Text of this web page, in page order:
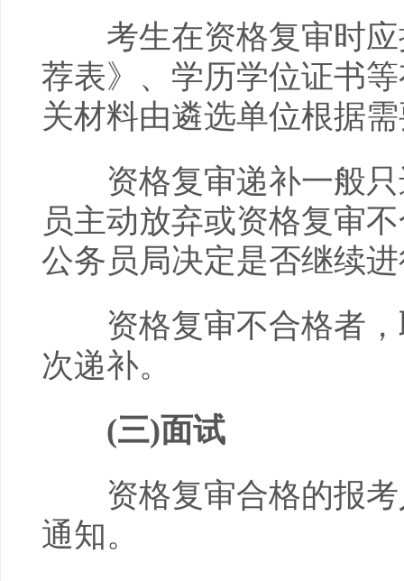
考生在资格复审时应
荐表》、学历学位证书
关材料由遴选单位根据
资格复审递补一般只
员主动放弃或资格复审
公务员局决定是否继续
资格复审不合格者，
次递补。
(三)面试
资格复审合格的报考
通知。